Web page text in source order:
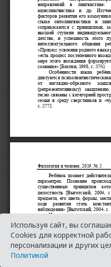
Используя сайт, вы
Cookies для корректной
персонализации и других
Политикой